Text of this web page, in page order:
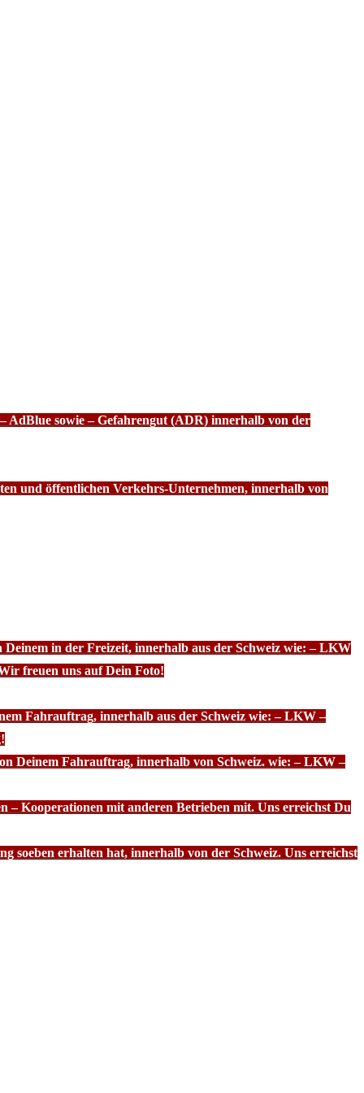
AdBlue sowie – Gefahrengut (ADR) innerhalb von der
und öffentlichen Verkehrs-Unternehmen, innerhalb von
in der Freizeit, innerhalb aus der Schweiz wie: – LKW
freuen uns auf Dein Foto!
Fahrauftrag, innerhalb aus der Schweiz wie: – LKW –
Deinem Fahrauftrag, innerhalb von Schweiz. wie: – LKW –
– Kooperationen mit anderen Betrieben mit. Uns erreichst Du
soeben erhalten hat, innerhalb von der Schweiz. Uns erreichst